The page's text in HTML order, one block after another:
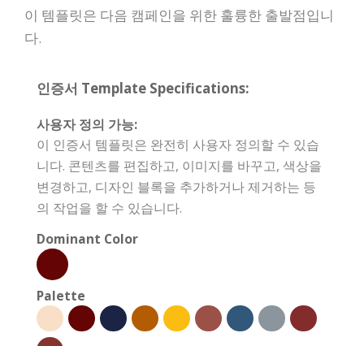
이 템플릿은 다음 캠페인을 위한 훌륭한 출발점입니
다.
인증서 Template Specifications:
사용자 정의 가능:
이 인증서 템플릿은 완전히 사용자 정의할 수 있습
니다. 콘텐츠를 편집하고, 이미지를 바꾸고, 색상을
변경하고, 디자인 블록을 추가하거나 제거하는 등
의 작업을 할 수 있습니다.
Dominant Color
Palette